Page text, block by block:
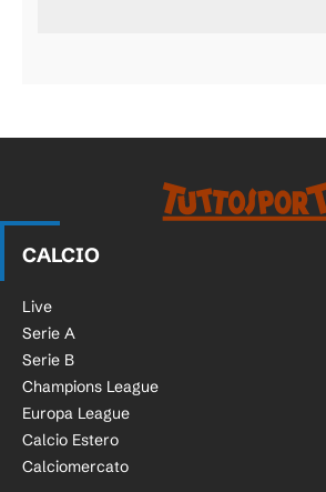
CALCIO
Live
Serie A
Serie B
Champions League
Europa League
Calcio Estero
Calciomercato